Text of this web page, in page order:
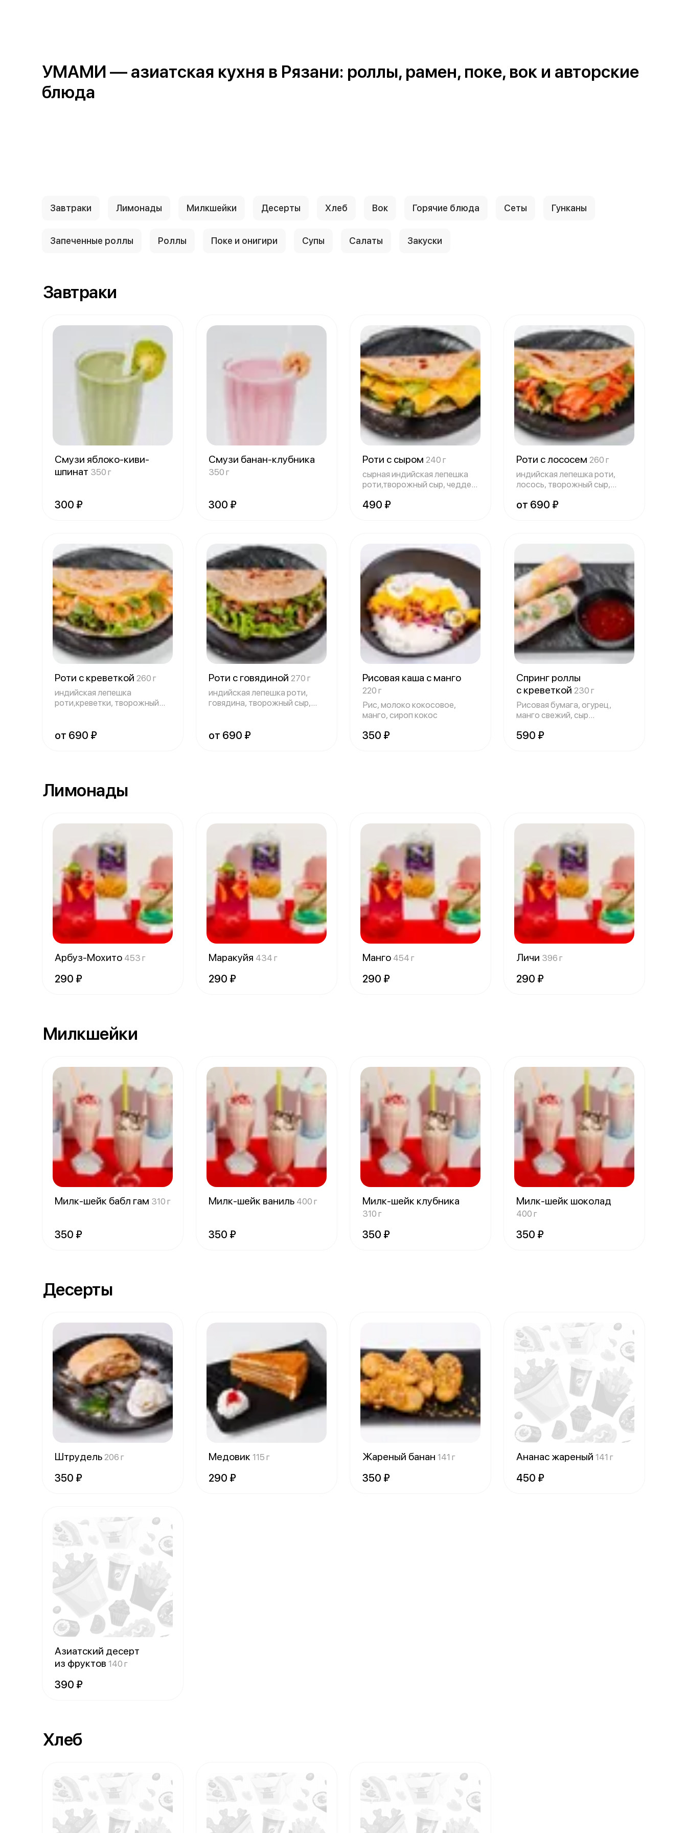
УМАМИ — азиатская кухня в Рязани: роллы, рамен, поке, вок и авторские
блюда
Завтраки Лимонады Милкшейки Десерты Хлеб Вок Горячие блюда Сеты Гунканы
Запеченные роллы Роллы Поке и онигири Супы Салаты Закуски
Завтраки
Смузи яблоко-киви-
шпинат 350 г
300 ₽
Смузи банан-клубника
350 г
300 ₽
Роти с сыром 240 г
сырная индийская лепешка
роти,творожный сыр, чеддер,
490 ₽
Роти с лососем 260 г
индийская лепешка роти,
лосось, творожный сыр,
от 690 ₽
Роти с креветкой 260 г
индийская лепешка
роти,креветки, творожный
от 690 ₽
Роти с говядиной 270 г
индийская лепешка роти,
говядина, творожный сыр,
от 690 ₽
Рисовая каша с манго
220 г
Рис, молоко кокосовое,
манго, сироп кокос
350 ₽
Спринг роллы
с креветкой 230 г
Рисовая бумага, огурец,
манго свежий, сыр
590 ₽
Лимонады
Арбуз-Мохито 453 г
290 ₽
Маракуйя 434 г
290 ₽
Манго 454 г
290 ₽
Личи 396 г
290 ₽
Милкшейки
Милк-шейк бабл гам 310 г
350 ₽
Милк-шейк ваниль 400 г
350 ₽
Милк-шейк клубника
310 г
350 ₽
Милк-шейк шоколад
400 г
350 ₽
Десерты
Штрудель 206 г
350 ₽
Медовик 115 г
290 ₽
Жареный банан 141 г
350 ₽
Ананас жареный 141 г
450 ₽
Азиатский десерт
из фруктов 140 г
390 ₽
Хлеб